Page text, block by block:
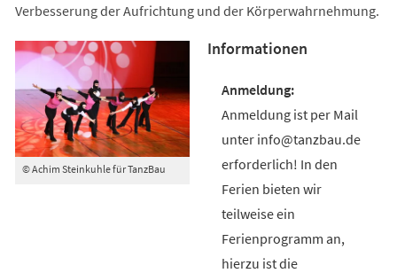
Verbesserung der Aufrichtung und der Körperwahrnehmung.
© Achim Steinkuhle für TanzBau
Informationen
Anmeldung ist per Mail
unter info@tanzbau.de
erforderlich! In den
Ferien bieten wir
teilweise ein
Ferienprogramm an,
hierzu ist die